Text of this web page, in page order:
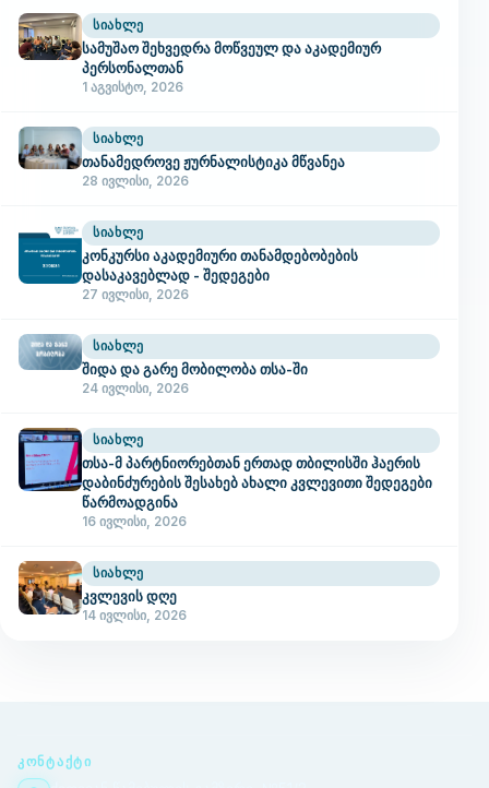
ᲡᲘᲐᲮᲚᲔ
სამუშაო შეხვედრა მოწვეულ და აკადემიურ
პერსონალთან
1 აგვისტო, 2026
ᲡᲘᲐᲮᲚᲔ
თანამედროვე ჟურნალისტიკა მწვანეა
28 ივლისი, 2026
ᲡᲘᲐᲮᲚᲔ
კონკურსი აკადემიური თანამდებობების
დასაკავებლად - შედეგები
27 ივლისი, 2026
ᲡᲘᲐᲮᲚᲔ
შიდა და გარე მობილობა თსა-ში
24 ივლისი, 2026
ᲡᲘᲐᲮᲚᲔ
თსა-მ პარტნიორებთან ერთად თბილისში ჰაერის
დაბინძურების შესახებ ახალი კვლევითი შედეგები
წარმოადგინა
16 ივლისი, 2026
ᲡᲘᲐᲮᲚᲔ
კვლევის დღე
14 ივლისი, 2026
ᲙᲝᲜᲢᲐᲥᲢᲘ